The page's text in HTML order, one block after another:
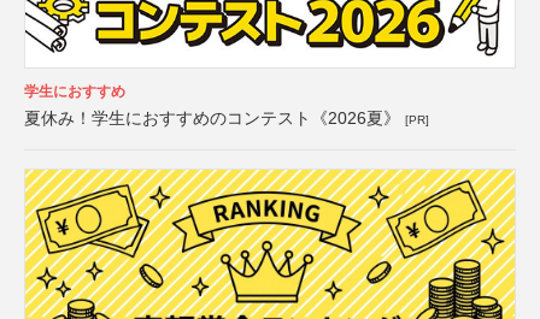
学生におすすめ
夏休み！学生におすすめのコンテスト《2026夏》 [PR]